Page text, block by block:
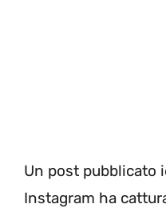
Un post pubblicato
Instagram ha